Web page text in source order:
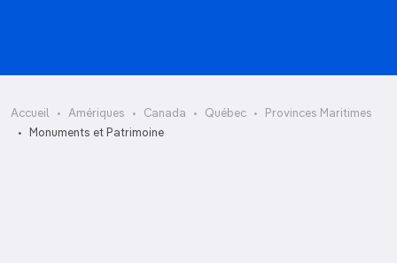
Accueil Amériques Canada Québec
Provinces Maritimes
Monuments et Patrimoine
Basilique Saint-Dunstan
Lieu historique national de la citadelle